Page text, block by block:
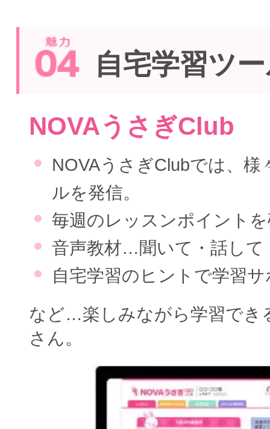
自宅学習ツ
NOVAうさぎClub
NOVAうさぎClubでは、様
ルを発信。
毎週のレッスンポイント
音声教材…聞いて・話して
自宅学習のヒントで学習
など…楽しみながら学習でき
さん。